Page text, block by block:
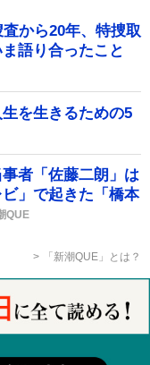
から20年、特捜取
語り合ったこと
を生きるための5
事者「佐藤二朗」は
」で起きた「橋本
QUE
「新潮QUE」とは？